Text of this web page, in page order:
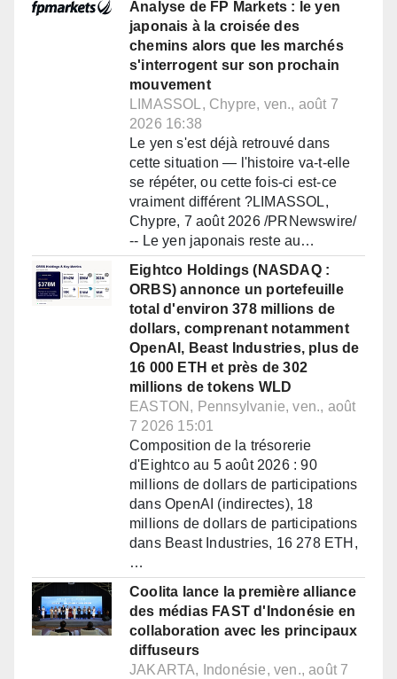
Analyse de FP Markets : le yen
japonais à la croisée des
chemins alors que les marchés
s'interrogent sur son prochain
mouvement
LIMASSOL, Chypre, ven., août 7
2026 16:38
Le yen s'est déjà retrouvé dans
cette situation — l'histoire va-t-elle
se répéter, ou cette fois-ci est-ce
vraiment différent ?LIMASSOL,
Chypre, 7 août 2026 /PRNewswire/
-- Le yen japonais reste au…
Eightco Holdings (NASDAQ :
ORBS) annonce un portefeuille
total d'environ 378 millions de
dollars, comprenant notamment
OpenAI, Beast Industries, plus de
16 000 ETH et près de 302
millions de tokens WLD
EASTON, Pennsylvanie, ven., août
7 2026 15:01
Composition de la trésorerie
d'Eightco au 5 août 2026 : 90
millions de dollars de participations
dans OpenAI (indirectes), 18
millions de dollars de participations
dans Beast Industries, 16 278 ETH,
…
Coolita lance la première alliance
des médias FAST d'Indonésie en
collaboration avec les principaux
diffuseurs
JAKARTA, Indonésie, ven., août 7